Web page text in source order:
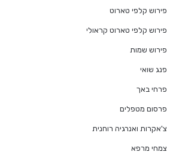
פירוש קלפי טארוט
פירוש קלפי טארוט קראולי
פירוש שמות
פנג שואי
פרחי באך
פרסום מטפלים
צ'אקרות ואנרגיה רוחנית
צמחי מרפא